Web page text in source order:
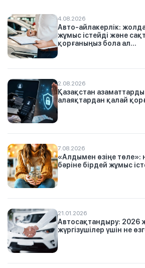
4.08.2026
Авто-айлакерлік:
жұмыс істейді және
қорғаныңыз бола ал...
2.08.2026
Қазақстан
алаяқтардан қалай
7.08.2026
«Алдымен өзіңе төле»:
бәріне бірдей жұмыс
21.01.2026
Автосақтандыру: 2026
жүргізушілер үшін не